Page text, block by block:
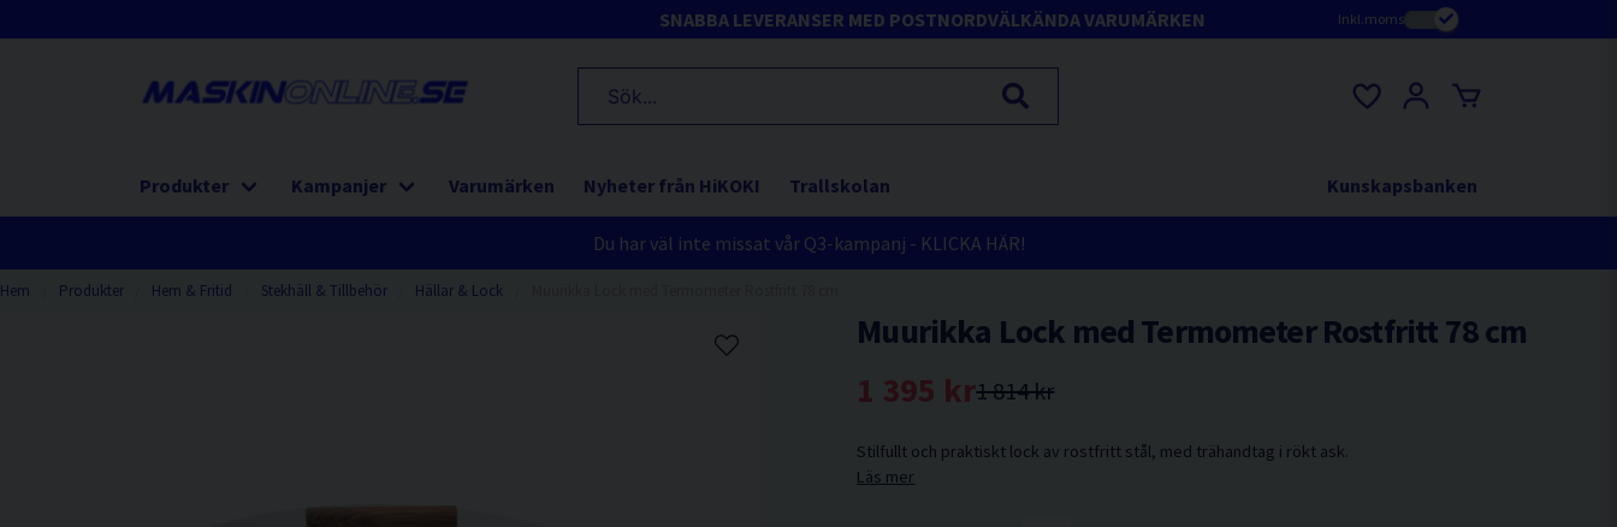
SNABBA LEVERANSER MED POSTNORDVÄLKÄNDA VARUMÄRKEN Inkl.moms
Produkter Kampanjer Varumärken Nyheter från HiKOKI Trallskolan Kunskapsbanken
Du har väl inte missat vår Q3-kampanj - KLICKA HÄR!
Hem Produkter Hem & Fritid Stekhäll & Tillbehör Hällar & Lock
Muurikka Lock med Termometer Rostfritt 78 cm
1 814 kr
1 395 kr
Stilfullt och praktiskt lock av rostfritt stål, med trähandtag i rökt ask.
Läs mer